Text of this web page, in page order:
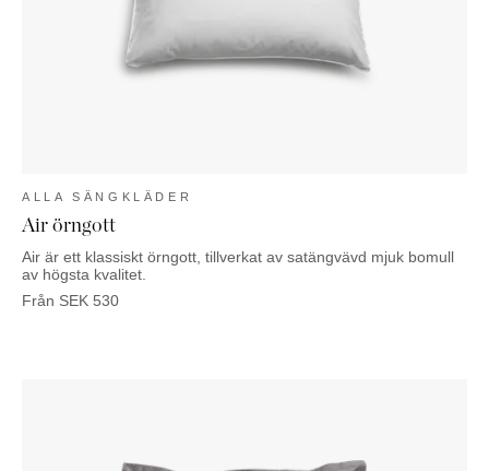
ALLA SÄNGKLÄDER
Air örngott
Air är ett klassiskt örngott, tillverkat av satängvävd mjuk bomull
av högsta kvalitet.
Från SEK 530